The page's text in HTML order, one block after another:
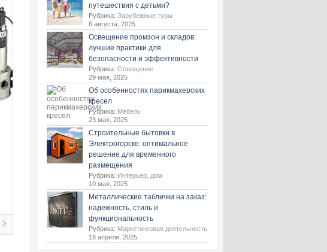
путешествия с детьми?
Рубрика: Зарубежные туры
6 августа, 2025
Освещение промзон и складов:
лучшие практики для
безопасности и эффективности
Рубрика: Освещение
29 мая, 2025
Об особенностях парикмахерских
кресел
Рубрика: Мебель
23 мая, 2025
Строительные бытовки в
Электрогорске: оптимальное
решение для временного
размещения
Рубрика: Интерьер, дом
10 мая, 2025
Металлические таблички на заказ:
надежность, стиль и
функциональность
Рубрика: Маркетинговая деятельность
18 апреля, 2025